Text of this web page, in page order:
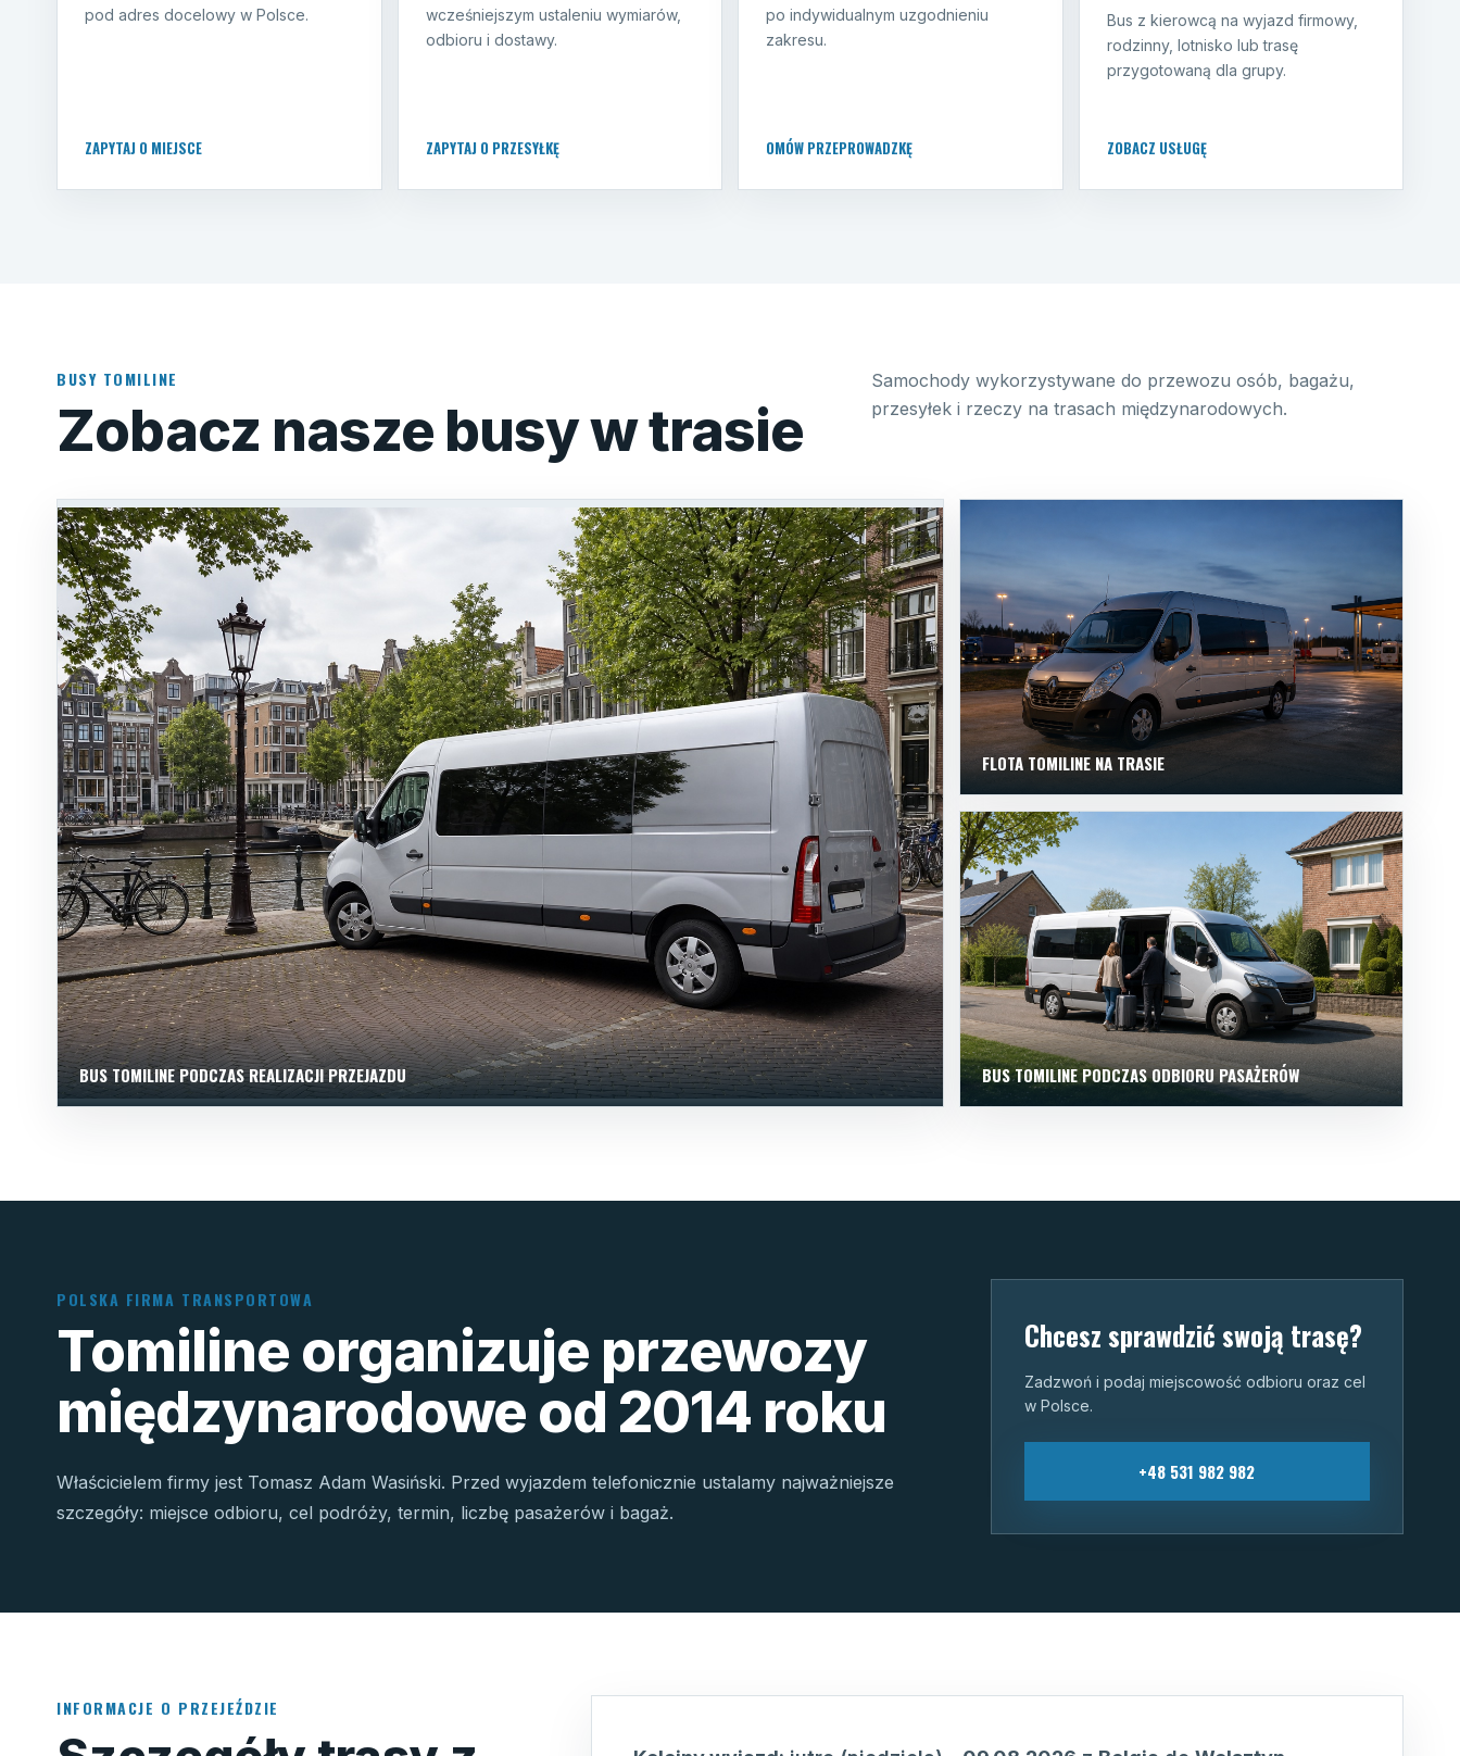
pod adres docelowy w Polsce.
ZAPYTAJ O MIEJSCE
wcześniejszym ustaleniu wymiarów,
odbioru i dostawy.
ZAPYTAJ O PRZESYŁKĘ
po indywidualnym uzgodnieniu
zakresu.
OMÓW PRZEPROWADZKĘ
Bus z kierowcą na wyjazd firmowy,
rodzinny, lotnisko lub trasę
przygotowaną dla grupy.
ZOBACZ USŁUGĘ
BUSY TOMILINE
Zobacz nasze busy w trasie
Samochody wykorzystywane do przewozu osób, bagażu,
przesyłek i rzeczy na trasach międzynarodowych.
BUS TOMILINE PODCZAS REALIZACJI PRZEJAZDU
FLOTA TOMILINE NA TRASIE
BUS TOMILINE PODCZAS ODBIORU PASAŻERÓW
POLSKA FIRMA TRANSPORTOWA
Tomiline organizuje przewozy
międzynarodowe od 2014 roku
Właścicielem firmy jest Tomasz Adam Wasiński. Przed wyjazdem telefonicznie ustalamy najważniejsze
szczegóły: miejsce odbioru, cel podróży, termin, liczbę pasażerów i bagaż.
Chcesz sprawdzić swoją trasę?
Zadzwoń i podaj miejscowość odbioru oraz cel
w Polsce.
+48 531 982 982
INFORMACJE O PRZEJEŹDZIE